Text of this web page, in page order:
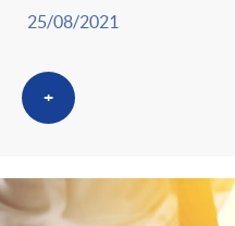
25/08/2021
+